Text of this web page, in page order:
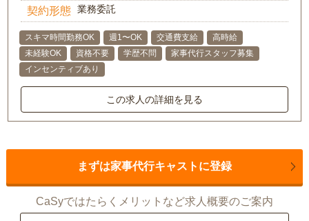
契約形態 業務委託
スキマ時間勤務OK 週1〜OK 交通費支給
高時給
未経験OK
資格不要 学歴不問
家事代行スタッフ募集
インセンティブあり
この求人の詳細を見る
まずは家事代行キャストに登録
CaSyではたらくメリットなど求人概要のご案内